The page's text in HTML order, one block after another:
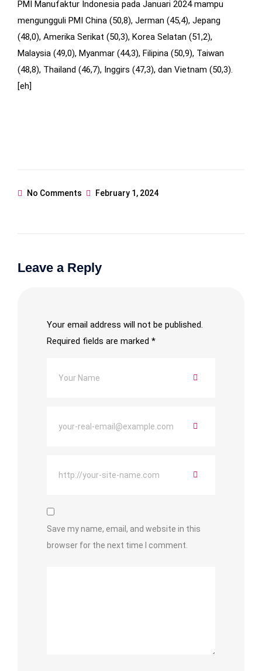
PMI Manufaktur Indonesia pada Januari 2024 mampu
mengungguli PMI China (50,8), Jerman (45,4), Jepang
(48,0), Amerika Serikat (50,3), Korea Selatan (51,2),
Malaysia (49,0), Myanmar (44,3), Filipina (50,9), Taiwan
(48,8), Thailand (46,7), Inggirs (47,3), dan Vietnam (50,3).
[eh]
No Comments February 1, 2024
Leave a Reply
Your email address will not be published.
Required fields are marked *
Save my name, email, and website in this
browser for the next time I comment.